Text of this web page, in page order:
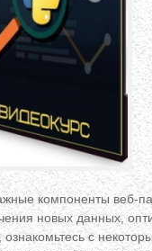
компоненты веб-
новых данных,
ознакомьтесь с